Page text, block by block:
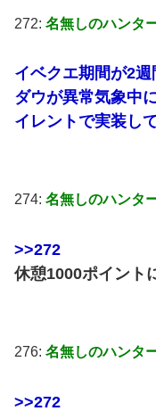
272: 名無しのハンタ
イベクエ期間が2
ダウが異常気象中
イレントで実装し
274: 名無しのハンタ
>>272
休憩1000ポイント
276: 名無しのハンタ
>>272